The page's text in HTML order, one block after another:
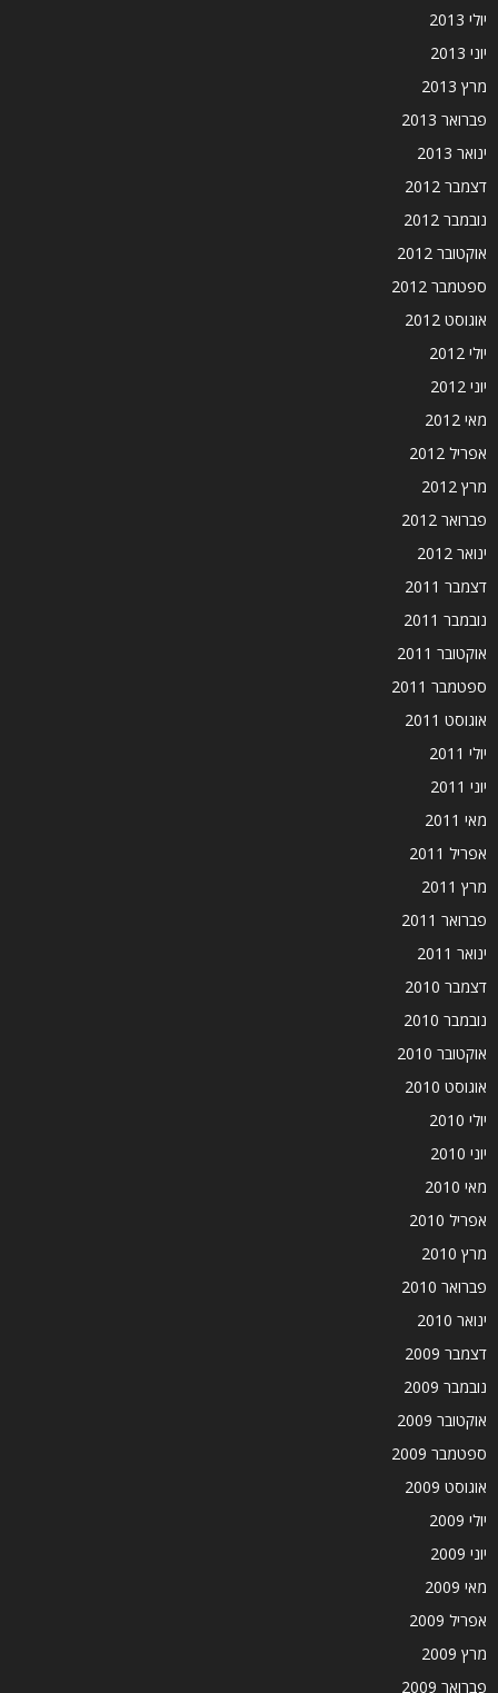
יולי 2013
יוני 2013
מרץ 2013
פברואר 2013
ינואר 2013
דצמבר 2012
נובמבר 2012
אוקטובר 2012
ספטמבר 2012
אוגוסט 2012
יולי 2012
יוני 2012
מאי 2012
אפריל 2012
מרץ 2012
פברואר 2012
ינואר 2012
דצמבר 2011
נובמבר 2011
אוקטובר 2011
ספטמבר 2011
אוגוסט 2011
יולי 2011
יוני 2011
מאי 2011
אפריל 2011
מרץ 2011
פברואר 2011
ינואר 2011
דצמבר 2010
נובמבר 2010
אוקטובר 2010
אוגוסט 2010
יולי 2010
יוני 2010
מאי 2010
אפריל 2010
מרץ 2010
פברואר 2010
ינואר 2010
דצמבר 2009
נובמבר 2009
אוקטובר 2009
ספטמבר 2009
אוגוסט 2009
יולי 2009
יוני 2009
מאי 2009
אפריל 2009
מרץ 2009
פברואר 2009